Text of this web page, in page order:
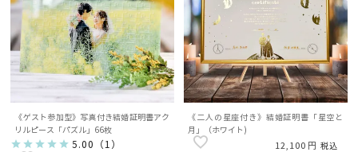
《ゲスト参加型》写真付き結婚証明書アク
リルピース「パズル」66枚
5.00 （ 1 ）
《二人の星座付き》結婚証明書「星空と
月」（ホワイト)
12,100 税込